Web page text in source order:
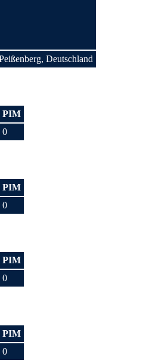
Deutschland
PIM
0
PIM
0
PIM
0
PIM
0